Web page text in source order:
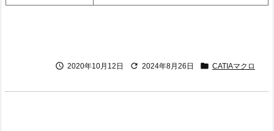
 2020年10月12日  2024年8月26日  CATIAマクロ